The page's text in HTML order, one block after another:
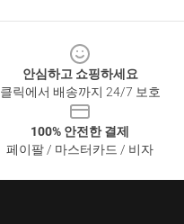
안심하고 쇼핑하세요
클릭에서 배송까지 24/7 보호
100% 안전한 결제
페이팔 / 마스터카드 / 비자